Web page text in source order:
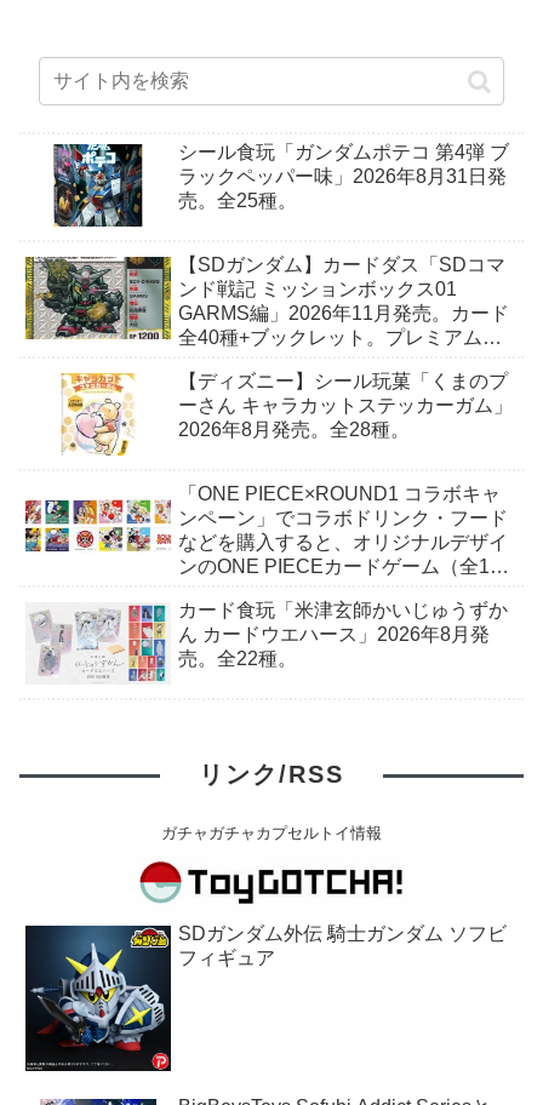
シール食玩「ガンダムポテコ 第4弾 ブ
ラックペッパー味」2026年8月31日発
売。全25種。
【SDガンダム】カードダス「SDコマ
ンド戦記 ミッションボックス01
GARMS編」2026年11月発売。カード
全40種+ブックレット。プレミアムバ
【ディズニー】シール玩菓「くまのプ
ーさん キャラカットステッカーガム」
2026年8月発売。全28種。
「ONE PIECE×ROUND1 コラボキャ
ンペーン」でコラボドリンク・フード
などを購入すると、オリジナルデザイ
ンのONE PIECEカードゲーム（全10
る。2026年7月18日（土）〜。
カード食玩「米津玄師かいじゅうずか
ん カードウエハース」2026年8月発
売。全22種。
リンク/RSS
ガチャガチャカプセルトイ情報
SDガンダム外伝 騎士ガンダム ソフビ
フィギュア